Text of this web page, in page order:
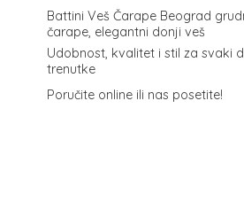
Battini Veš Čarape Beograd
čarape, elegantni donji veš
Udobnost, kvalitet i stil za svaki
trenutke
Poručite online ili nas posetite!